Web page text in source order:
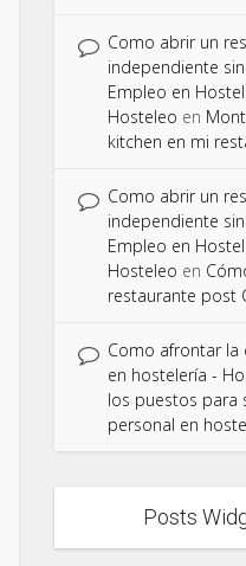
Como abrir un
independiente
Empleo en
Hosteleo en
kitchen en mi
Como abrir un
independiente
Empleo en
Hosteleo en
restaurante post
Como afrontar la
en hostelería -
los puestos para
personal en
Posts